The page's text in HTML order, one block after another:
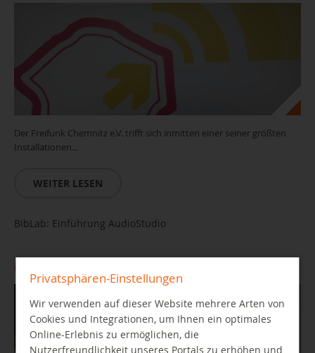
Der Freifunk Chemnitz e.V. trifft sich inmitten einer seiner größten
Installationen...
WEITER LESEN
BibLab: Einführung AudioStudio
06.10.2026 10:00 Uhr
Privatsphären-Einstellungen
Wir verwenden auf dieser Website mehrere Arten von
Cookies und Integrationen, um Ihnen ein optimales
Online-Erlebnis zu ermöglichen, die
Nutzerfreundlichkeit unseres Portals zu erhöhen und